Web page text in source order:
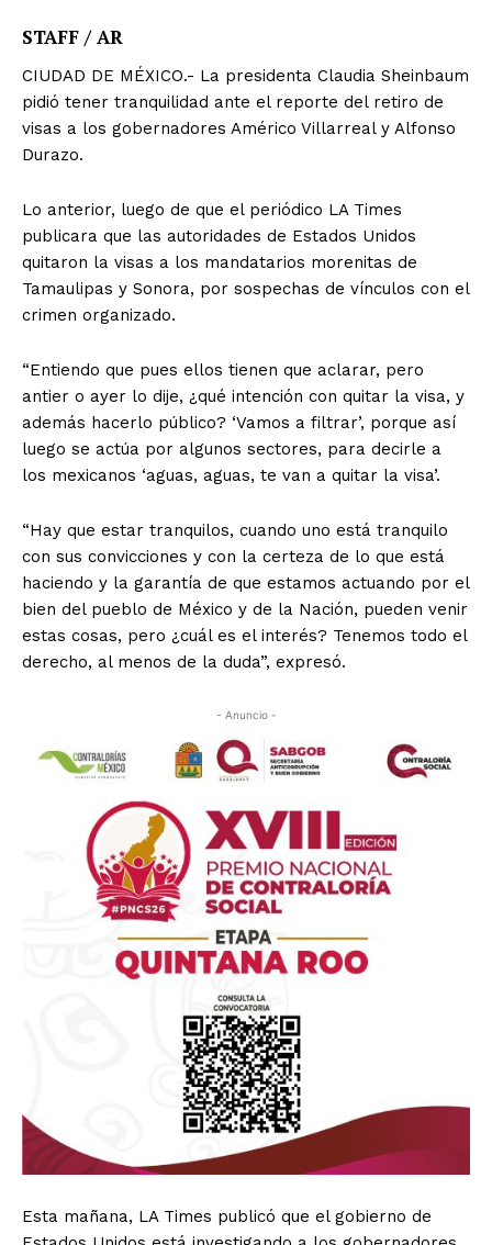
STAFF / AR
CIUDAD DE MÉXICO.- La presidenta Claudia Sheinbaum
pidió tener tranquilidad ante el reporte del retiro de
visas a los gobernadores Américo Villarreal y Alfonso
Durazo.
Lo anterior, luego de que el periódico LA Times
publicara que las autoridades de Estados Unidos
quitaron la visas a los mandatarios morenitas de
Tamaulipas y Sonora, por sospechas de vínculos con el
crimen organizado.
“Entiendo que pues ellos tienen que aclarar, pero
antier o ayer lo dije, ¿qué intención con quitar la visa, y
además hacerlo público? ‘Vamos a filtrar’, porque así
luego se actúa por algunos sectores, para decirle a
los mexicanos ‘aguas, aguas, te van a quitar la visa’.
“Hay que estar tranquilos, cuando uno está tranquilo
con sus convicciones y con la certeza de lo que está
haciendo y la garantía de que estamos actuando por el
bien del pueblo de México y de la Nación, pueden venir
estas cosas, pero ¿cuál es el interés? Tenemos todo el
derecho, al menos de la duda”, expresó.
- Anuncio -
Esta mañana, LA Times publicó que el gobierno de